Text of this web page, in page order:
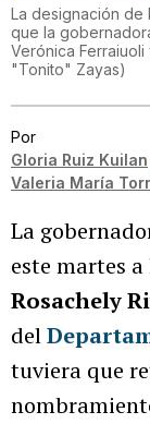
La designación de
que la
Verónica
"Tonito" Zayas)
Por
Gloria Ruiz Kuilan
Valeria María
La
este martes
Rosachely
del
tuviera que